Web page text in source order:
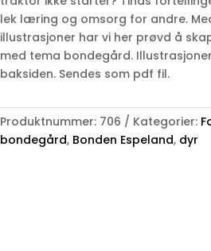
lek læring og omsorg for andre.
illustrasjoner har vi her prøvd å
med tema bondegård.
baksiden. Sendes som pdf fil.
Produktnummer: 706 Kategorier:
bondegård, Bonden Espeland, dyr